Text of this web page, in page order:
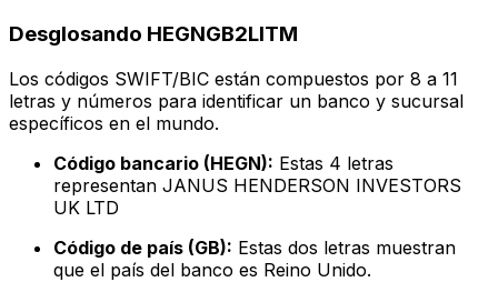
Desglosando HEGNGB2LITM
Los códigos SWIFT/BIC están compuestos por 8 a 11
letras y números para identificar un banco y sucursal
específicos en el mundo.
Código bancario (HEGN): Estas 4 letras
representan JANUS HENDERSON INVESTORS
UK LTD
Código de país (GB): Estas dos letras muestran
que el país del banco es Reino Unido.